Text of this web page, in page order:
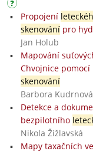
Propojení
skenovánípro
Jan Holub
Mapování
Chvojnice
skenování
Barbora Kudrnová
Detekce a
bezpilotního
Nikola Žižlavská
Mapy taxačních